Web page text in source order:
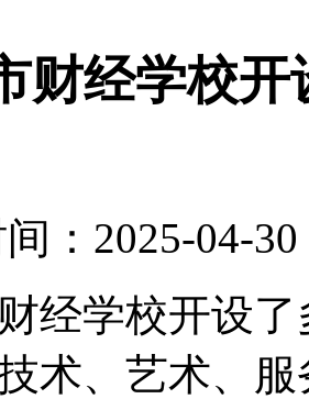
财经学校
：2025-04-30
经学校开设
术、艺术、